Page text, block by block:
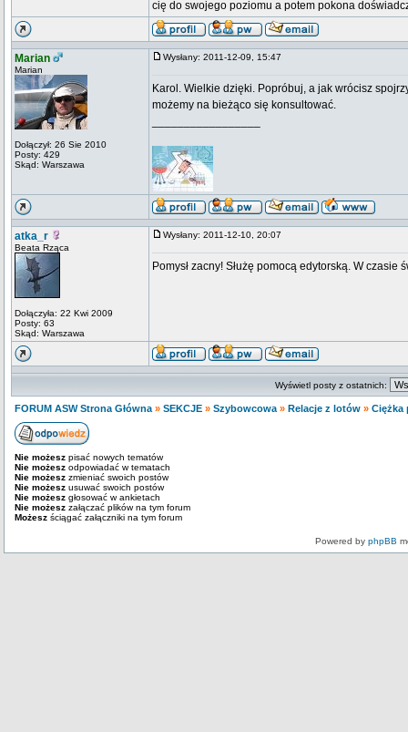
cię do swojego poziomu a potem pokona
Marian
Marian
Dołączył: 26 Sie 2010
Posty: 429
Skąd: Warszawa
Wysłany: 2011-12-09, 15:47
Karol. Wielkie dzięki. Popróbuj, a jak wrócisz
możemy na bieżąco się konsultować.
atka_r
Beata Rząca
Dołączyła: 22 Kwi 2009
Posty: 63
Skąd: Warszawa
Wysłany: 2011-12-10, 20:07
Pomysł zacny! Służę pomocą edytorską. W
Wyświetl posty z ostatnich:
FORUM ASW Strona Główna » SEKCJE » Szybowcowa » Relacje z lotów » Ciężka
Nie możesz pisać nowych tematów
Nie możesz odpowiadać w tematach
Nie możesz zmieniać swoich postów
Nie możesz usuwać swoich postów
Nie możesz głosować w ankietach
Nie możesz załączać plików na tym forum
Możesz ściągać załączniki na tym forum
Powered by phpBB